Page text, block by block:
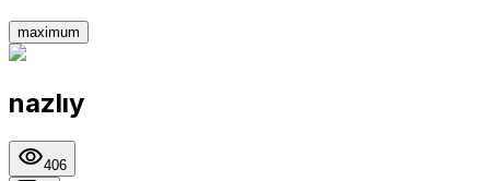
maximum
nazlıy
406